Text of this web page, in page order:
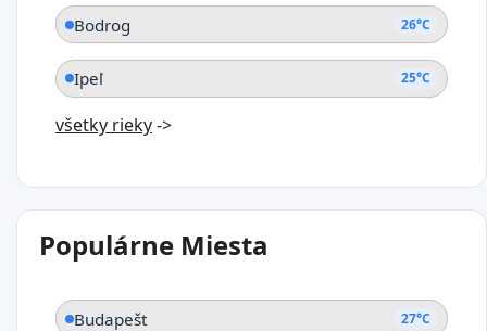
Bodrog 26°C
Ipeľ 25°C
všetky rieky->
Populárne Miesta
Budapešť 27°C